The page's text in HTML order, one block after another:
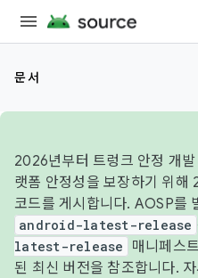
문서
2026년부터 트렁크 안정 개
랫폼 안정성을 보장하기 위해
코드를 게시합니다. AOSP를
android-latest-release
latest-release
매니페스
된 최신 버전을 참조합니다.